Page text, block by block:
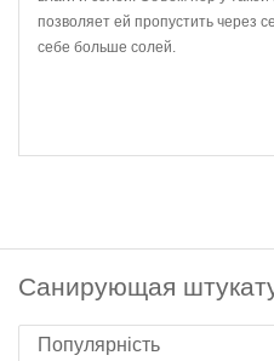
позволяет ей пропустить через
себе больше солей.
Санирующая